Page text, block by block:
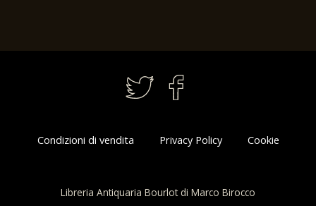
Condizioni di vendita Privacy Policy Cookie
Libreria Antiquaria Bourlot di Marco Birocco